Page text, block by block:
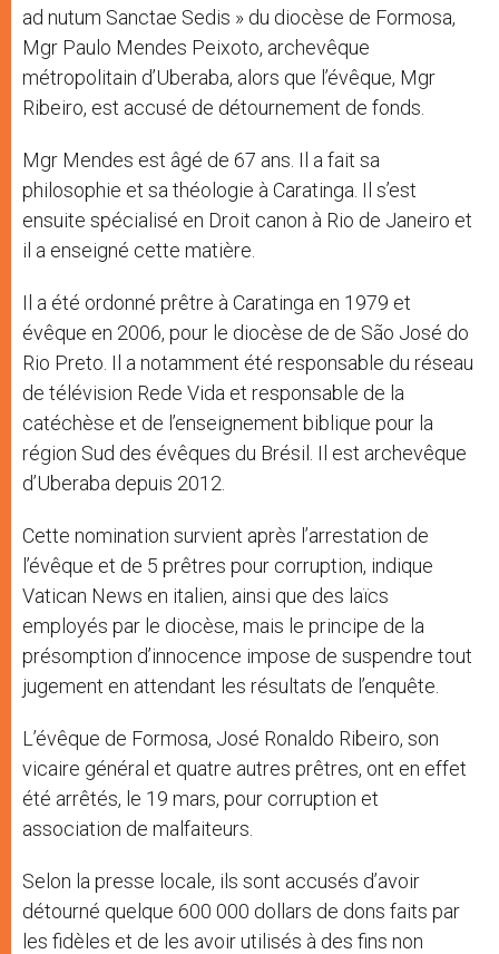
ad nutum Sanctae Sedis » du diocèse de Formosa,
Mgr Paulo Mendes Peixoto, archevêque
métropolitain d’Uberaba, alors que l’évêque, Mgr
Ribeiro, est accusé de détournement de fonds.
Mgr Mendes est âgé de 67 ans. Il a fait sa
philosophie et sa théologie à Caratinga. Il s’est
ensuite spécialisé en Droit canon à Rio de Janeiro et
il a enseigné cette matière.
Il a été ordonné prêtre à Caratinga en 1979 et
évêque en 2006, pour le diocèse de de São José do
Rio Preto. Il a notamment été responsable du réseau
de télévision Rede Vida et responsable de la
catéchèse et de l’enseignement biblique pour la
région Sud des évêques du Brésil. Il est archevêque
d’Uberaba depuis 2012.
Cette nomination survient après l’arrestation de
l’évêque et de 5 prêtres pour corruption, indique
Vatican News en italien, ainsi que des laïcs
employés par le diocèse, mais le principe de la
présomption d’innocence impose de suspendre tout
jugement en attendant les résultats de l’enquête.
L’évêque de Formosa, José Ronaldo Ribeiro, son
vicaire général et quatre autres prêtres, ont en effet
été arrêtés, le 19 mars, pour corruption et
association de malfaiteurs.
Selon la presse locale, ils sont accusés d’avoir
détourné quelque 600 000 dollars de dons faits par
les fidèles et de les avoir utilisés à des fins non